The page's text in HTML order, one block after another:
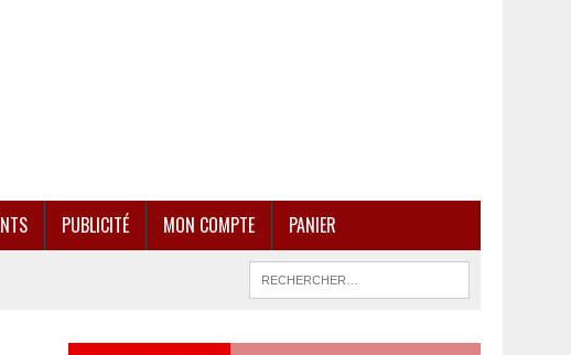
PUBLICITÉ MON COMPTE PANIER